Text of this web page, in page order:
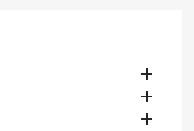


